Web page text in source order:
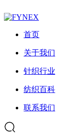
首页
关于我们
针织行业
纺织百科
联系我们